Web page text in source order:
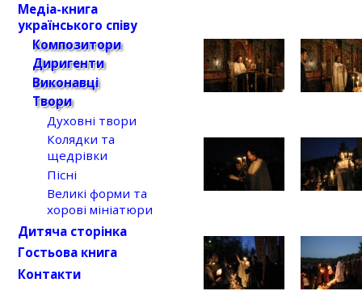
Медіа-книга
українського співу
Композитори
Диригенти
Виконавці
Твори
Духовні твори
Колядки та
щедрівки
Пісні
Великі форми та
хорові мініатюри
Дитяча сторінка
Гостьова книга
Контакти